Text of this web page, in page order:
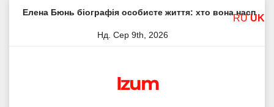
біографія особисте життя: хто вона насправді Елена
Нд. Сер 9th, 2026
Izum
RU UK